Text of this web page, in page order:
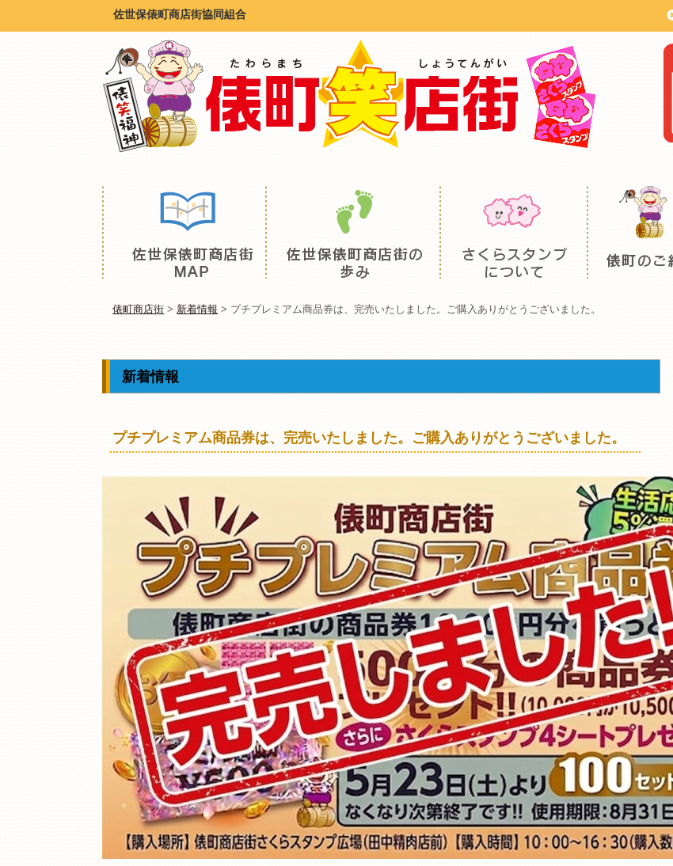
佐世保俵町商店街協同組合
俵町商店街 > 新着情報 > プチプレミアム商品券は、完売いたしました。ご購入ありがとうございました。
新着情報
プチプレミアム商品券は、完売いたしました。ご購入ありがとうございました。